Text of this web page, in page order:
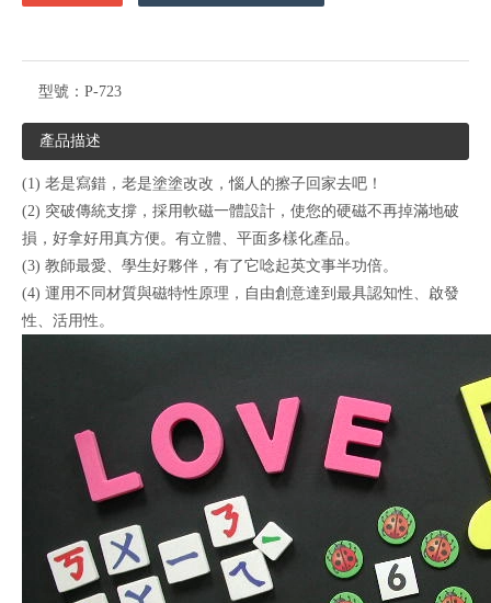
型號： P-723
產品描述
(1) 老是寫錯，老是塗塗改改，惱人的擦子回家去吧！
(2) 突破傳統支撐，採用軟磁一體設計，使您的硬磁不再掉滿地破
損，好拿好用真方便。有立體、平面多樣化產品。
(3) 教師最愛、學生好夥伴，有了它唸起英文事半功倍。
(4) 運用不同材質與磁特性原理，自由創意達到最具認知性、啟發
性、活用性。